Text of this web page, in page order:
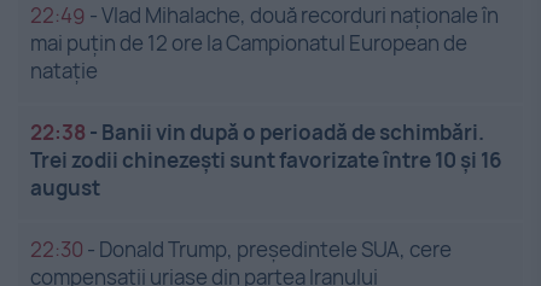
22:49 -Vlad Mihalache, două recorduri naționale în
mai puțin de 12 ore la Campionatul European de
nataţie
22:38 - Banii vin după o perioadă de schimbări.
Trei zodii chinezești sunt favorizate între 10 și 16
august
22:30 - Donald Trump, președintele SUA, cere
compensații uriașe din partea Iranului